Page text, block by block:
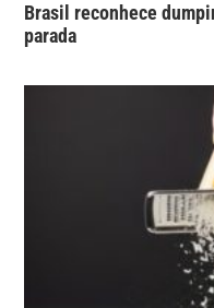
Brasil reconhece
parada